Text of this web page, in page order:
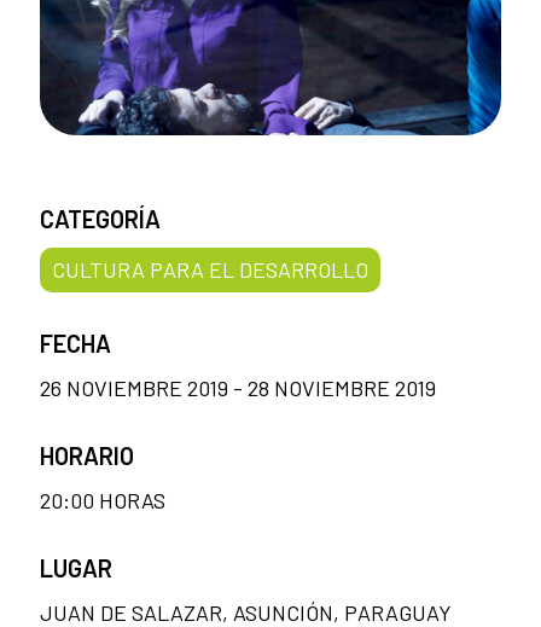
CATEGORÍA
CULTURA PARA EL DESARROLLO
FECHA
26 NOVIEMBRE 2019 - 28 NOVIEMBRE 2019
HORARIO
20:00 HORAS
LUGAR
JUAN DE SALAZAR, ASUNCIÓN, PARAGUAY